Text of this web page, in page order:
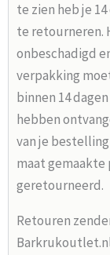
te zien heb je
te retourneren.
onbeschadigd
verpakking
binnen 14
hebben
van je
maat
geretourneerd.
Retouren